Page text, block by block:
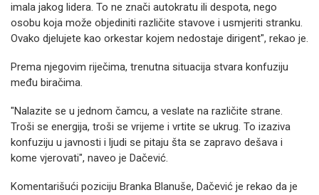
imala jakog lidera. To ne znači autokratu ili despota, nego
osobu koja može objediniti različite stavove i usmjeriti stranku.
Ovako djelujete kao orkestar kojem nedostaje dirigent", rekao je.
Prema njegovim riječima, trenutna situacija stvara konfuziju
među biračima.
"Nalazite se u jednom čamcu, a veslate na različite strane.
Troši se energija, troši se vrijeme i vrtite se ukrug. To izaziva
konfuziju u javnosti i ljudi se pitaju šta se zapravo dešava i
kome vjerovati", naveo je Dačević.
Komentarišući poziciju Branka Blanuše, Dačević je rekao da je